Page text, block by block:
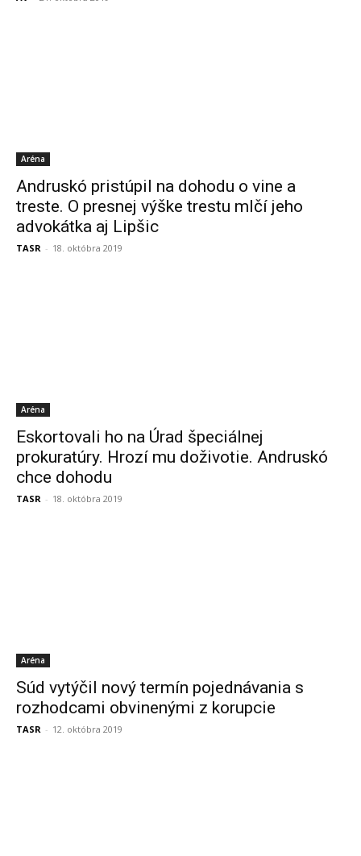
Aréna
Andruskó pristúpil na dohodu o vine a
treste. O presnej výške trestu mlčí jeho
advokátka aj Lipšic
TASR - 18. októbra 2019
Aréna
Eskortovali ho na Úrad špeciálnej
prokuratúry. Hrozí mu doživotie. Andruskó
chce dohodu
TASR - 18. októbra 2019
Aréna
Súd vytýčil nový termín pojednávania s
rozhodcami obvinenými z korupcie
TASR - 12. októbra 2019